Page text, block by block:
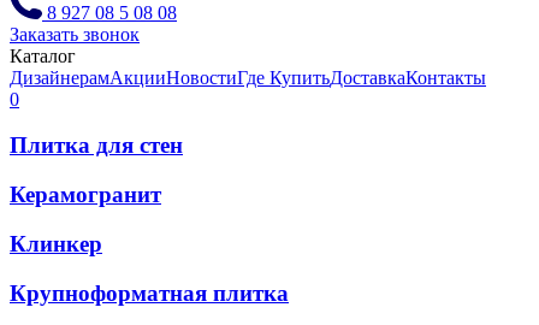
8 927 08 5 08 08
Заказать звонок
Каталог
ДизайнерамАкцииНовостиГде КупитьДоставкаКонтакты
0
Плитка для стен
Керамогранит
Клинкер
Крупноформатная плитка